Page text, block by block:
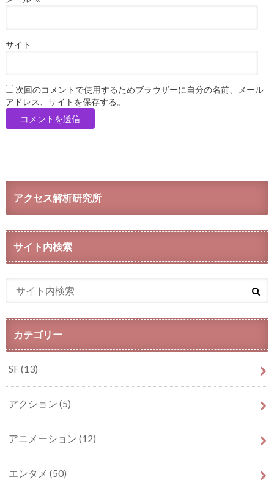
サイト
次回のコメントで使用するためブラウザーに自分の名前、メール
アドレス、サイトを保存する。
アクセス解析研究所
サイト内検索
カテゴリー
SF(13)
アクション (5)
アニメーション (12)
エンタメ (50)